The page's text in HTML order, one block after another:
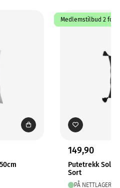
Medlemstilbud 2 for 1
149,90
Putetrekk Solo
Sort
PÅ NETTLAGER